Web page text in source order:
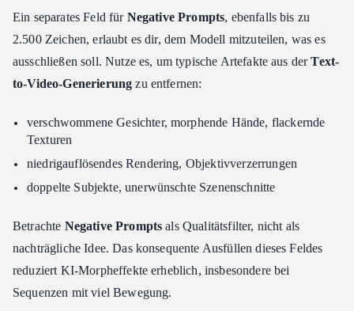
Ein separates Feld für Negative Prompts, ebenfalls bis zu
2.500 Zeichen, erlaubt es dir, dem Modell mitzuteilen, was es
ausschließen soll. Nutze es, um typische Artefakte aus derText-
to-Video-Generierung zu entfernen:
verschwommene Gesichter, morphende Hände, flackernde
Texturen
niedrigauflösendes Rendering, Objektivverzerrungen
doppelte Subjekte, unerwünschte Szenenschnitte
Betrachte Negative Prompts als Qualitätsfilter, nicht als
nachträgliche Idee. Das konsequente Ausfüllen dieses Feldes
reduziert KI-Morpheffekte erheblich, insbesondere bei
Sequenzen mit viel Bewegung.